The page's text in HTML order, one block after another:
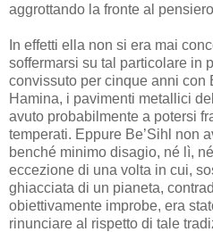
aggrottando la fronte al
In effetti ella non si era mai
soffermarsi su tal particolare in
convissuto per cinque anni con
Hamina, i pavimenti metallici
avuto probabilmente a potersi
temperati. Eppure Be’Sihl non
benché minimo disagio, né lì,
eccezione di una volta in cui,
ghiacciata di un pianeta,
obiettivamente improbe, era
rinunciare al rispetto di tale